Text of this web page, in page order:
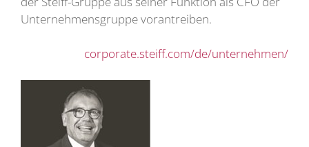
Unternehmensgruppe vorantreiben.
corporate.steiff.com/de/unternehmen/